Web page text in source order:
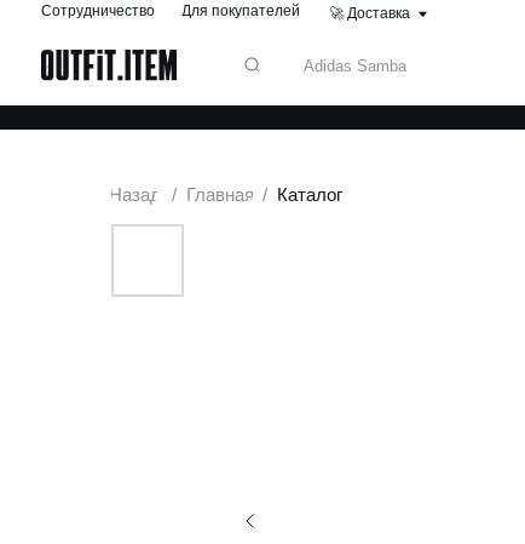
Сотрудничество Для покупателей 🚀 Доставка
Назад Главная
/ Каталог
/